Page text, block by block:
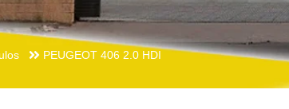
PEUGEOT 406 2.0 HDI